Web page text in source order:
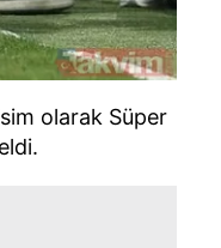
Aydınlatma
olarak Süper